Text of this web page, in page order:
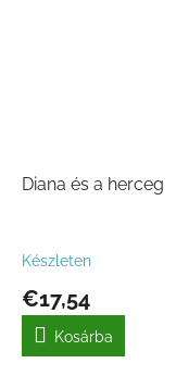
Diana és a herceg
Készleten
€17,54
Kosárba